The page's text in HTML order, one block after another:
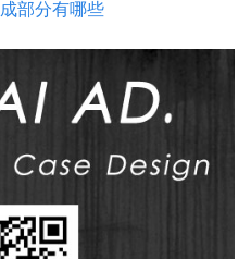
部分有哪些